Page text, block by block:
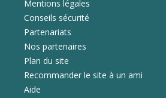
Mentions légales
Conseils sécurité
Partenariats
Nos partenaires
Plan du site
Recommander le site à un ami
Aide